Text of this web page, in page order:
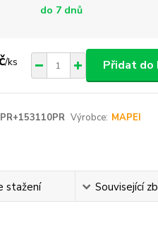
do 7 dnů
/ks Přidat do
Výrobce: MAPEI
stažení Související